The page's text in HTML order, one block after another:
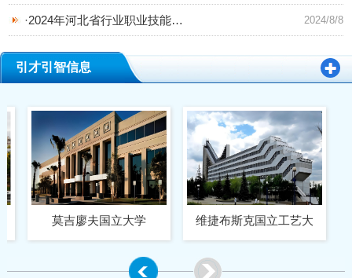
2024/8/8
·2024年河北省行业职业技能…
引才引智信息
莫吉廖夫国立大学 维捷布斯克国立工艺大